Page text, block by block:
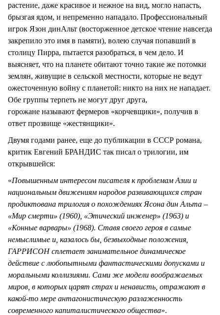
растение, даже красивое и нежное на вид, могло напасть,
брызгая ядом, и непременно нападало. Профессиональный
игрок Язон динАльт (восторженное детское чтение навсегда
закрепило это имя в памяти), волею случая попавший в
столицу Пирра, пытается разобраться, в чем дело. И
выясняет, что на планете обитают точно такие же потомки
землян, живущие в сельской местности, которые не ведут
ожесточенную войну с планетой: никто на них не нападает.
Обе группы терпеть не могут друг друга,
горожане называют фермеров «корчевщики», получив в
ответ прозвище «жестянщики».
Двумя годами ранее, еще до публикации в СССР романа,
критик Евгений БРАНДИС так писал о трилогии, им
открывшейся:
«Повышенным интересом писателя к проблемам Азии и
национальным движениям народов развивающихся стран
продиктована трилогия о похождениях Ясона дин Альта –
«Мир смерти» (1960), «Этический инженер» (1963) и
«Конные варвары» (1968). Ставя своего героя в самые
немыслимые и, казалось бы, безвыходные положения,
ГАРРИСОН сплетает занимательное динамическое
действие с любопытными фантастическими допусками и
моральными коллизиями. Сами же модели воображаемых
миров, в которых царят страх и ненависть, отражают в
какой-то мере антагонистическую разлаженность
современного капиталистического общества».